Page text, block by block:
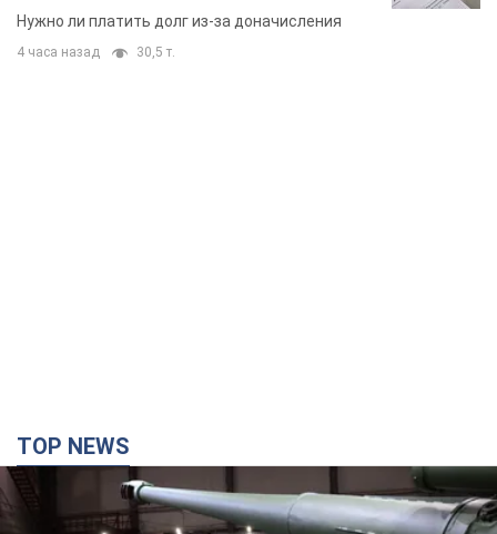
вынес неожиданное решение
Нужно ли платить долг из-за доначисления
4 часа назад 30,5 т.
TOP NEWS